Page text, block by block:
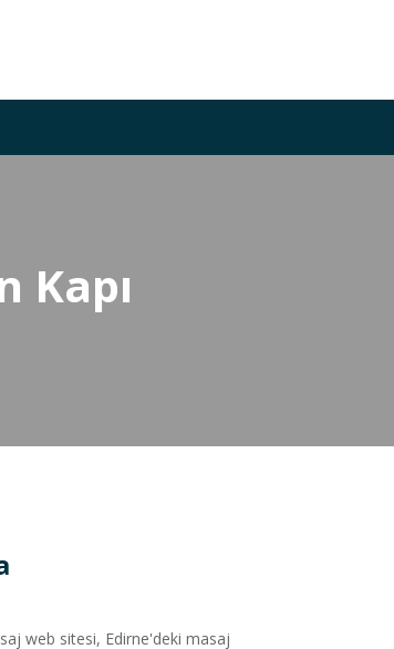
Kapı
web sitesi, Edirne'deki masaj